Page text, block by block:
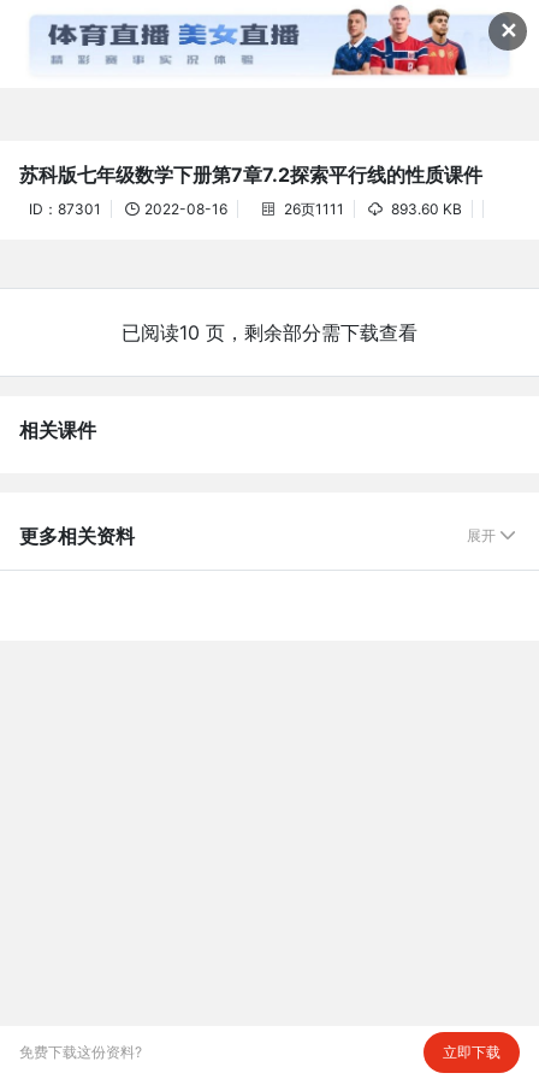
✕
资料详情(61教学网)  
苏科版七年级数学下册第7章7.2探索平行线的性质课件
ID：87301  2022-08-16  26页1111  893.60 KB
已阅读10 页，剩余部分需下载查看
相关课件
更多相关资料 展开 
免费下载这份资料? 立即下载